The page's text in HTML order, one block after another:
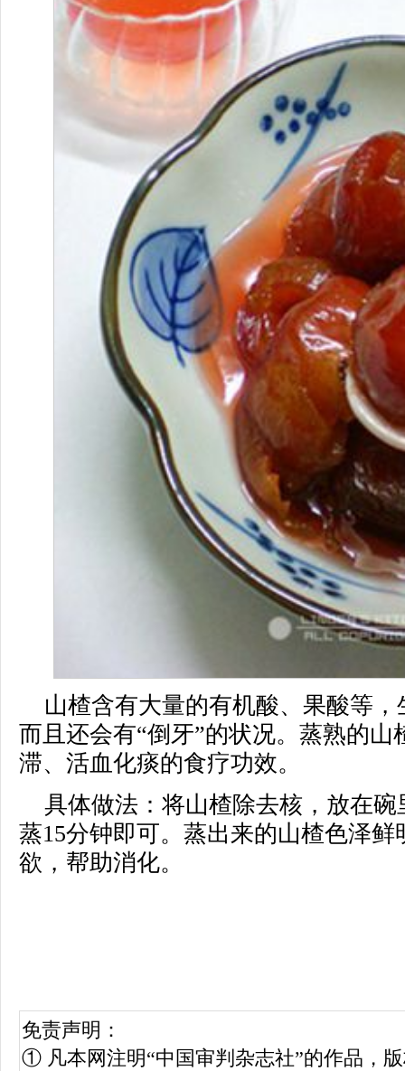
山楂含有大量的有机酸、果酸等
而且还会有“倒牙”的状况。蒸熟的
滞、活血化痰的食疗功效。
具体做法：将山楂除去核，放在
蒸15分钟即可。蒸出来的山楂色泽
欲，帮助消化。
免责声明：
① 凡本网注明“中国审判杂志社”的作品，